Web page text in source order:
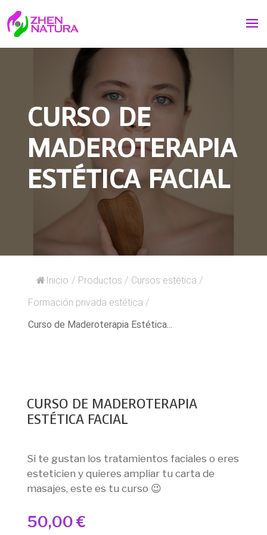
CURSO DE
MADEROTERAPIA
ESTÉTICA FACIAL
Inicio / Productos / Cursos estética /
Formación privada estética /
Curso de Maderoterapia Estética...
CURSO DE MADEROTERAPIA
ESTÉTICA FACIAL
Si te gustan los tratamientos faciales o eres
esteticien y quieres ampliar tu carta de
masajes, este es tu curso 😉
50,00€